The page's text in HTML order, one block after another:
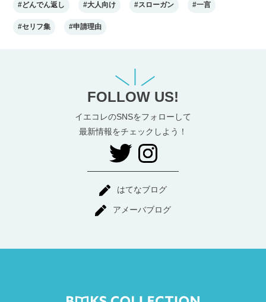
#どんでん返し #大人向け #スローガン #一言
#セリフ集 #申請理由
FOLLOW US!
イエコレのSNSをフォローして
最新情報をチェックしよう！
はてなブログ
アメーバブログ